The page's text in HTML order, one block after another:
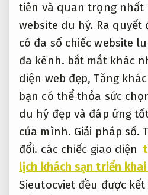
tiên và quan trọng nhất
website du hý. Ra quyết
có đa số chiếc website
đa kênh. bắt mắt khác
diện web đẹp,Tăng
bạn có thể thỏa sức
du hý đẹp và đáp ứng
của mình. Giải pháp số.
đổi. các chiếc giao diện
lịch khách sạn triển
Sieutocviet đều được